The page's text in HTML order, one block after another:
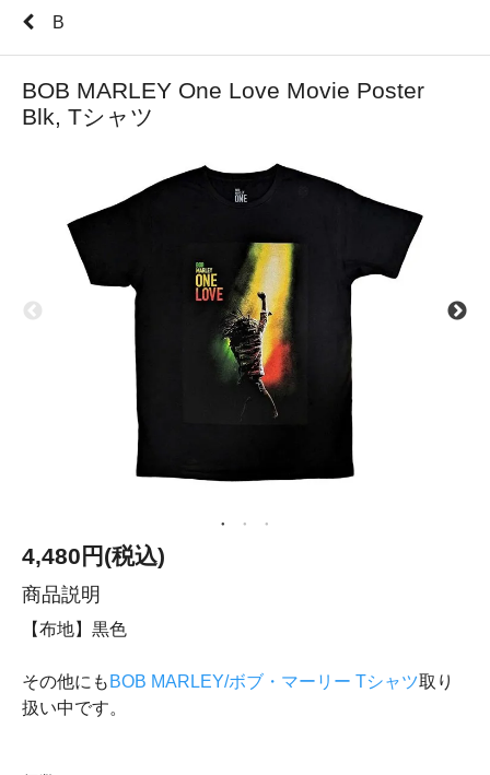
B
BOB MARLEY One Love Movie Poster
Blk, Tシャツ
4,480円(税込)
商品説明
【布地】黒色
その他にも BOB MARLEY/ボブ・マーリー Tシャツ取り
扱い中です。